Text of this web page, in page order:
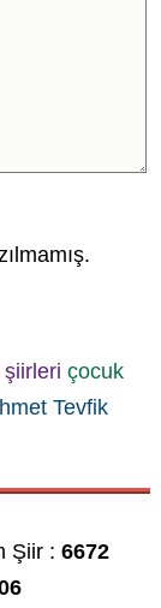
çocuk
Tevfik
Şiir :6672